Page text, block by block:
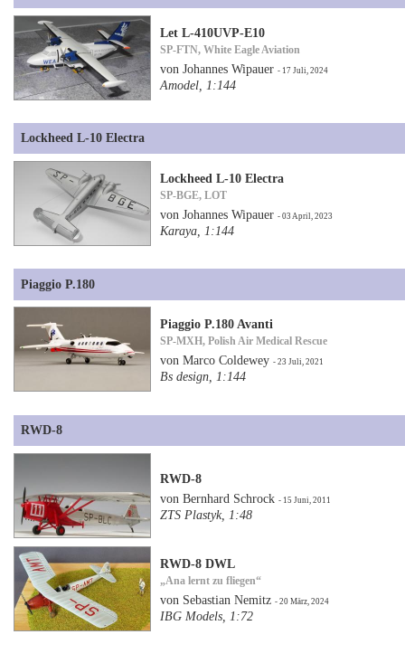
Let L-410UVP-E10
SP-FTN, White Eagle Aviation
von Johannes Wipauer- 17 Juli, 2024
Amodel, 1:144
Lockheed L-10 Electra
Lockheed L-10 Electra
SP-BGE, LOT
von Johannes Wipauer- 03 April, 2023
Karaya, 1:144
Piaggio P.180
Piaggio P.180 Avanti
SP-MXH, Polish Air Medical Rescue
von Marco Coldewey- 23 Juli, 2021
Bs design, 1:144
RWD-8
RWD-8
von Bernhard Schrock- 15 Juni, 2011
ZTS Plastyk, 1:48
RWD-8 DWL
„Ana lernt zu fliegen“
von Sebastian Nemitz- 20 März, 2024
IBG Models, 1:72